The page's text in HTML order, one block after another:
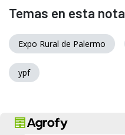
Temas en esta nota
Expo Rural de Palermo
ypf